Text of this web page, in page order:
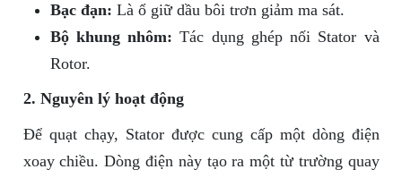
Bạc đạn: Là ổ giữ dầu bôi trơn giảm ma sát.
Bộ khung nhôm: Tác dụng ghép nối Stator và
Rotor.
2. Nguyên lý hoạt động
Để quạt chạy, Stator được cung cấp một dòng điện
xoay chiều. Dòng điện này tạo ra một từ trường quay